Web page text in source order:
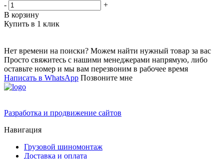
-
+
В корзину
Купить в 1 клик
Нет времени на поиски? Можем найти нужный товар за вас
Просто свяжитесь с нашими менеджерами напрямую, либо
оставьте номер и мы вам перезвоним в рабочее время
Написать в WhatsApp Позвоните мне
Разработка и продвижение сайтов
Навигация
Грузовой шиномонтаж
Доставка и оплата